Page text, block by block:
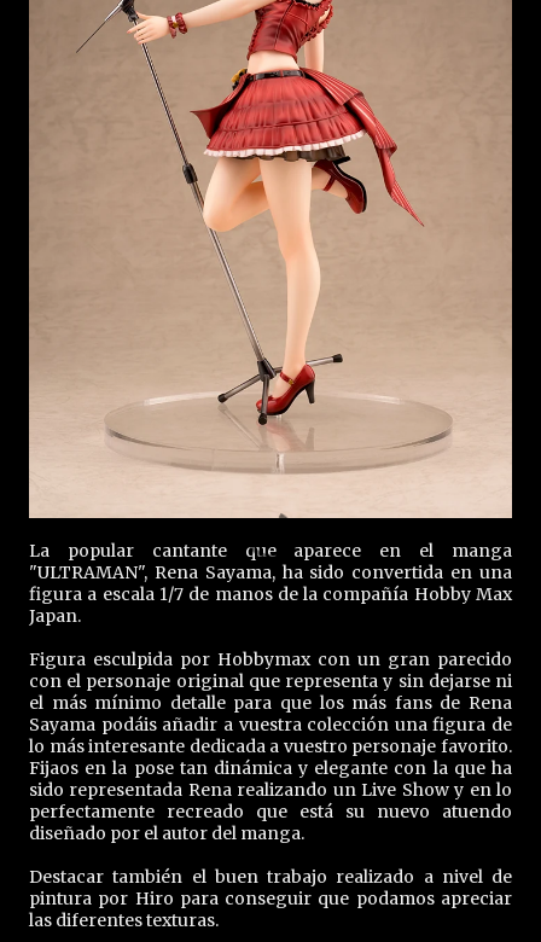
La popular cantante que aparece en el manga
"ULTRAMAN", Rena Sayama, ha sido convertida en una
figura a escala 1/7 de manos de la compañía Hobby Max
Japan.
Figura esculpida por Hobbymax con un gran parecido
con el personaje original que representa y sin dejarse ni
el más mínimo detalle para que los más fans de Rena
Sayama podáis añadir a vuestra colección una figura de
lo más interesante dedicada a vuestro personaje favorito.
Fijaos en la pose tan dinámica y elegante con la que ha
sido representada Rena realizando un Live Show y en lo
perfectamente recreado que está su nuevo atuendo
diseñado por el autor del manga.
Destacar también el buen trabajo realizado a nivel de
pintura por Hiro para conseguir que podamos apreciar
las diferentes texturas.